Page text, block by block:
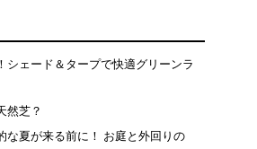
シェード＆タープで快適グリーンラ
然芝？
な夏が来る前に！ お庭と外回りの